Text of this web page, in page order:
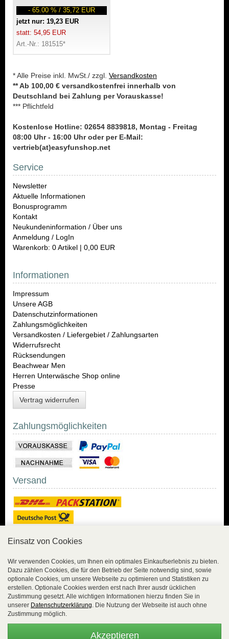
- 65.00 % / 35,72 EUR
jetzt nur: 19,23 EUR
statt: 54,95 EUR
Art.-Nr.: 181515*
* Alle Preise inkl. MwSt./ zzgl. Versandkosten
** Ab 100,00 € versandkostenfrei innerhalb von
Deutschland bei Zahlung per Vorauskasse!
*** Pflichtfeld
Kostenlose Hotline: 02654 8839818, Montag - Freitag
08:00 Uhr - 16:00 Uhr oder per E-Mail:
vertrieb(at)easyfunshop.net
Service
Newsletter
Aktuelle Informationen
Bonusprogramm
Kontakt
Neukundeninformation / Über uns
Anmeldung / LogIn
Warenkorb: 0 Artikel | 0,00 EUR
Informationen
Impressum
Unsere AGB
Datenschutzinformationen
Zahlungsmöglichkeiten
Versandkosten / Liefergebiet / Zahlungsarten
Widerrufsrecht
Rücksendungen
Beachwear Men
Herren Unterwäsche Shop online
Presse
Vertrag widerrufen
Zahlungsmöglichkeiten
Versand
Sicher Einkaufen mit
Trusted Shops und
Geld-zurück-Garantie.
übertragen.
Einsatz von Cookies
Wir verwenden Cookies, um Ihnen ein optimales Einkaufserlebnis zu bieten.
Dazu zählen Cookies, die für den Betrieb der Seite notwendig sind, sowie
optionale Cookies, um unsere Webseite zu optimieren und Statistiken zu
erstellen. Optionale Cookies werden erst nach Ihrer ausdr ücklichen
Zustimmung gesetzt. Alle wichtigen Informationen hierzu finden Sie in
unserer Datenschutzerklärung. Die Nutzung der Webseite ist auch ohne
Zustimmung möglich.
Akzeptieren